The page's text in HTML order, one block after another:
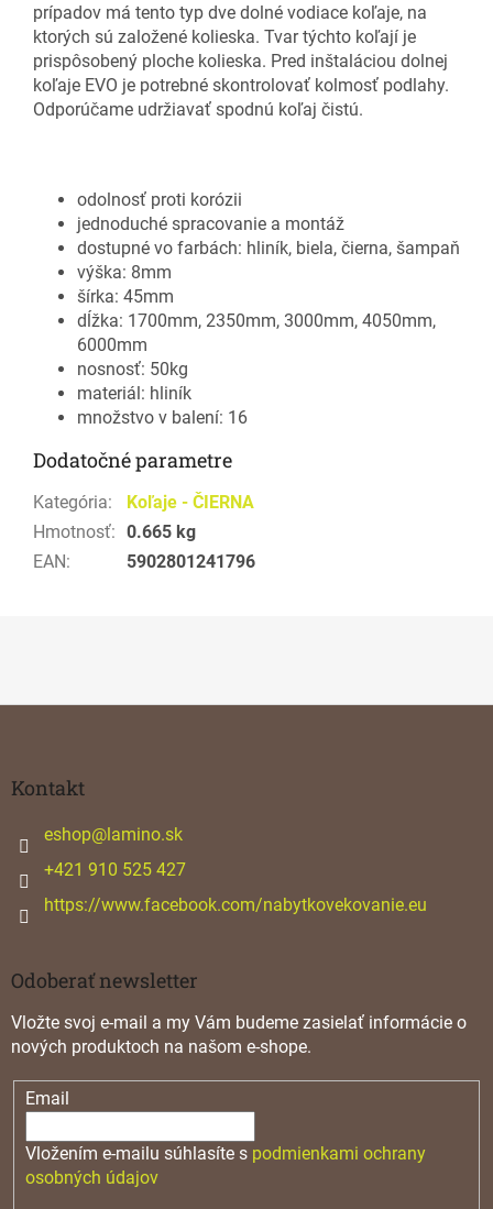
prípadov má tento typ dve dolné vodiace koľaje, na
ktorých sú založené kolieska. Tvar týchto koľají je
prispôsobený ploche kolieska. Pred inštaláciou dolnej
koľaje EVO je potrebné skontrolovať kolmosť podlahy.
Odporúčame udržiavať spodnú koľaj čistú.
odolnosť proti korózii
jednoduché spracovanie a montáž
dostupné vo farbách: hliník, biela, čierna, šampaň
výška: 8mm
šírka: 45mm
dĺžka: 1700mm, 2350mm, 3000mm, 4050mm,
6000mm
nosnosť: 50kg
materiál: hliník
množstvo v balení: 16
Dodatočné parametre
Kategória:
Koľaje - ČIERNA
Hmotnosť: 0.665 kg
EAN: 5902801241796
Kontakt
eshop@lamino.sk
+421 910 525 427
https://www.facebook.com/nabytkovekovanie.eu
Odoberať newsletter
Vložte svoj e-mail a my Vám budeme zasielať informácie o
nových produktoch na našom e-shope.
Email
Vložením e-mailu súhlasíte s podmienkami ochrany
osobných údajov